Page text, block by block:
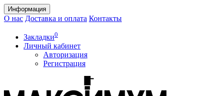
Информация
О нас Доставка и оплата Контакты
Закладки0
Личный кабинет
Авторизация
Регистрация